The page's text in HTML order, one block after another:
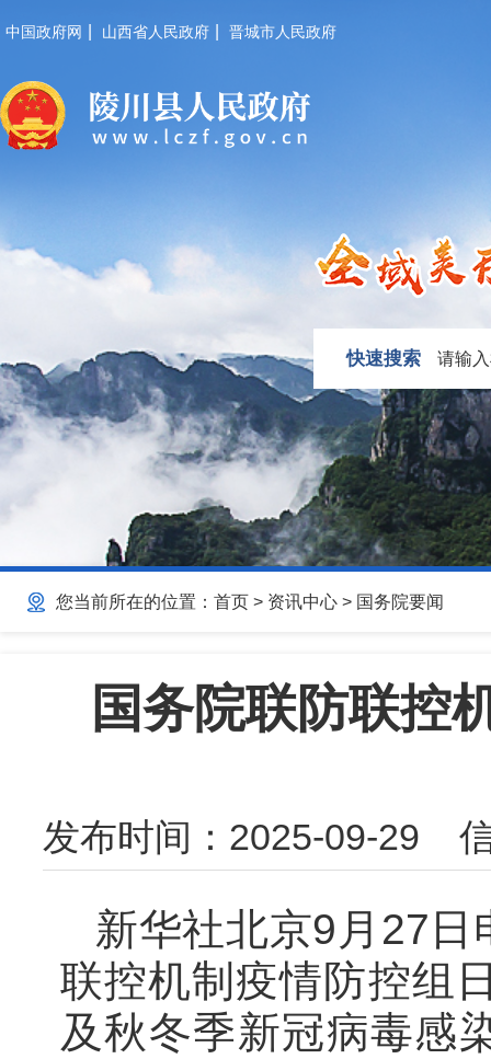
中国政府网 山西省人民政府 晋城市人民政府
快速搜索
您当前所在的位置： 首页 > 资讯中心 > 国务院要闻
国务院联防联控
发布时间： 2025-09-29 信
新华社北京9月27
联控机制疫情防控组
及秋冬季新冠病毒感